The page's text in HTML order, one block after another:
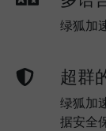
绿狐加
超群
绿狐加
据安全